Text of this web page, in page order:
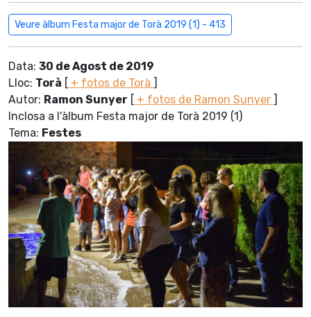
Veure àlbum Festa major de Torà 2019 (1) - 413
Data: 30 de Agost de 2019
Lloc: Torà [ + fotos de Torà ]
Autor: Ramon Sunyer [ + fotos de Ramon Sunyer ]
Inclosa a l'àlbum Festa major de Torà 2019 (1)
Tema: Festes